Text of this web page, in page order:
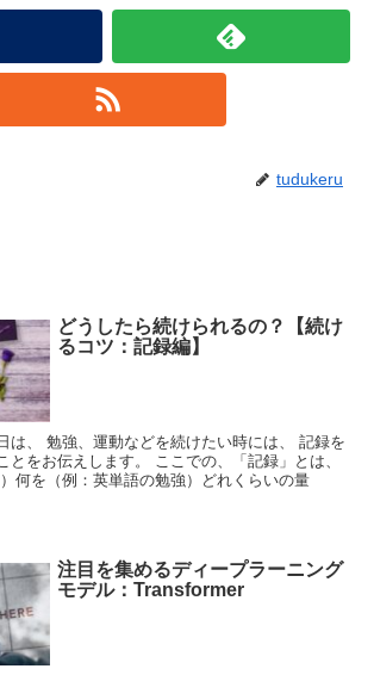
tudukeru
どうしたら続けられるの？【続け
るコツ：記録編】
は、 勉強、運動などを続けたい時には、 記録を
とをお伝えします。 ここでの、「記録」とは、
何を（例：英単語の勉強）どれくらいの量
注目を集めるディープラーニング
モデル：Transformer